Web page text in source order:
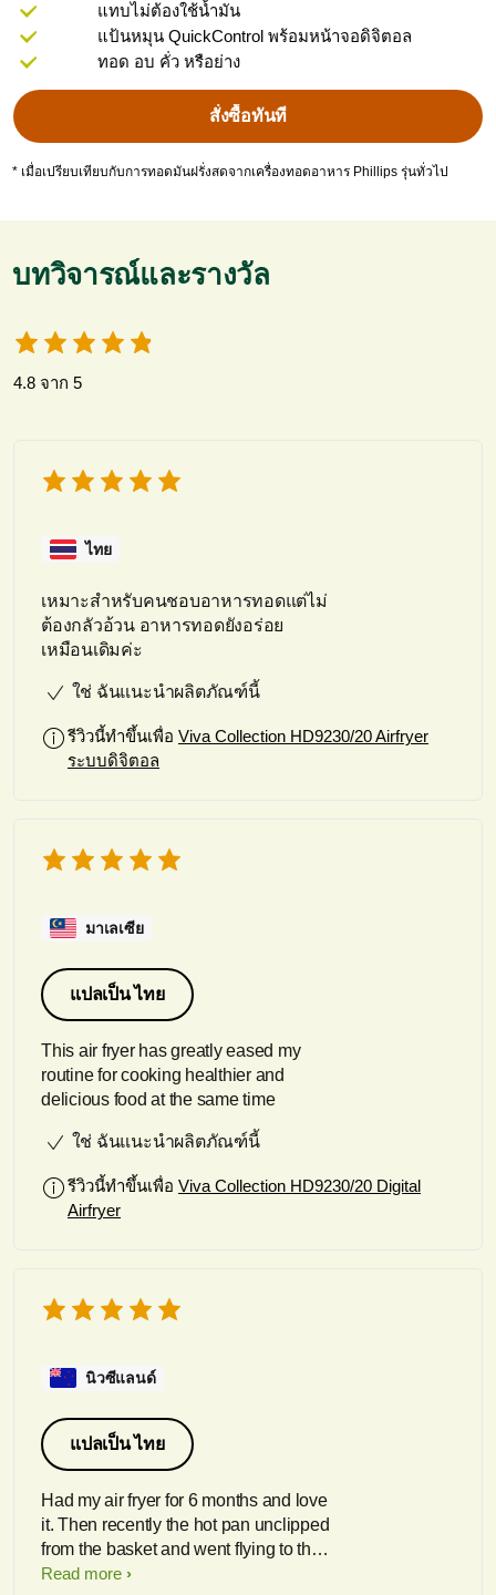
แทบไม่ต้องใช้น้ำมัน
แป้นหมุน QuickControl พร้อมหน้าจอดิจิตอล
ทอด อบ คั่ว หรือย่าง
สั่งซื้อทันที
* เมื่อเปรียบเทียบกับการทอดมันฝรั่งสดจากเครื่องทอดอาหาร Phillips รุ่นทั่วไป
บทวิจารณ์และรางวัล
4.8 จาก 5
ไทย
เหมาะสำหรับคนชอบอาหารทอดแต่ไม่
ต้องกลัวอ้วน อาหารทอดยังอร่อย
เหมือนเดิมค่ะ
ใช่ ฉันแนะนำผลิตภัณฑ์นี้
รีวิวนี้ทำขึ้นเพื่อ Viva Collection HD9230/20 Airfryer
ระบบดิจิตอล
มาเลเซีย
แปลเป็น ไทย
This air fryer has greatly eased my
routine for cooking healthier and
delicious food at the same time
ใช่ ฉันแนะนำผลิตภัณฑ์นี้
รีวิวนี้ทำขึ้นเพื่อ Viva Collection HD9230/20 Digital
Airfryer
นิวซีแลนด์
แปลเป็น ไทย
Had my air fryer for 6 months and love
it. Then recently the hot pan unclipped
from the basket and went flying to the
floor. I contacted Philips and they sent
Read more